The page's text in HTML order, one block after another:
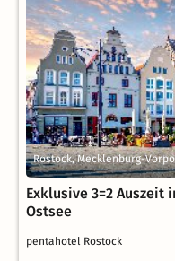
Rostock, Mecklenburg-
Exklusive 3=2 Auszeit
Ostsee
pentahotel Rostock